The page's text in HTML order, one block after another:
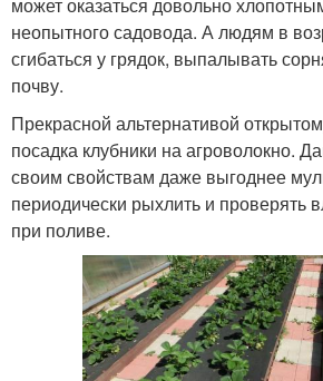
неопытного садовода. А людям в
сгибаться у грядок, выпалывать
почву.
Прекрасной альтернативой
посадка клубники на агроволокно.
своим свойствам даже выгоднее
периодически рыхлить и проверять
при поливе.